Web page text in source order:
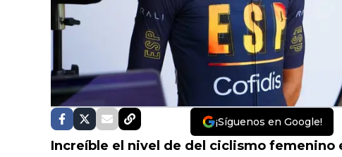
¡Síguenos en Google!
Increíble el nivel de del ciclismo femenino